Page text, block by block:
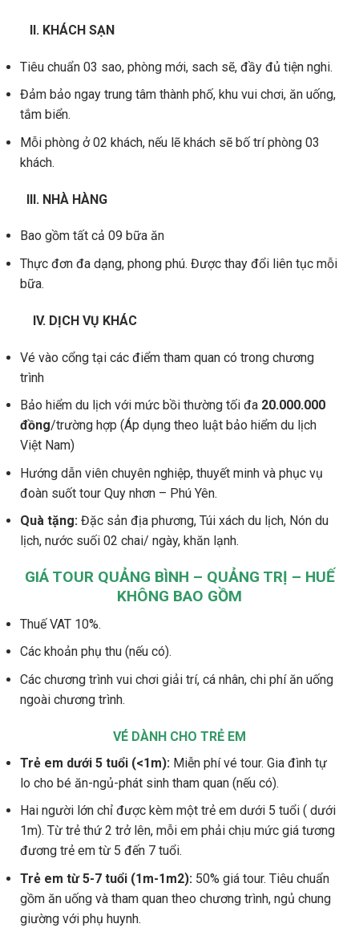
II. KHÁCH SẠN
Tiêu chuẩn 03 sao, phòng mới, sach sẽ, đầy đủ tiện nghi.
Đảm bảo ngay trung tâm thành phố, khu vui chơi, ăn uống,
tắm biển.
Mỗi phòng ở 02 khách, nếu lẽ khách sẽ bố trí phòng 03
khách.
III. NHÀ HÀNG
Bao gồm tất cả 09 bữa ăn
Thực đơn đa dạng, phong phú. Được thay đổi liên tục mỗi
bữa.
IV. DỊCH VỤ KHÁC
Vé vào cổng tại các điểm tham quan có trong chương
trình
Bảo hiểm du lịch với mức bồi thường tối đa 20.000.000
đồng/trường hợp (Áp dụng theo luật bảo hiểm du lịch
Việt Nam)
Hướng dẫn viên chuyên nghiệp, thuyết minh và phục vụ
đoàn suốt tour Quy nhơn – Phú Yên.
Quà tặng: Đặc sản địa phương, Túi xách du lịch, Nón du
lịch, nước suối 02 chai/ ngày, khăn lạnh.
GIÁ TOUR QUẢNG BÌNH – QUẢNG TRỊ – HUẾ
KHÔNG BAO GỒM
Thuế VAT 10%.
Các khoản phụ thu (nếu có).
Các chương trình vui chơi giải trí, cá nhân, chi phí ăn uống
ngoài chương trình.
VÉ DÀNH CHO TRẺ EM
Trẻ em dưới 5 tuổi (<1m): Miễn phí vé tour. Gia đình tự
lo cho bé ăn-ngủ-phát sinh tham quan (nếu có).
Hai người lớn chỉ được kèm một trẻ em dưới 5 tuổi ( dưới
1m). Từ trẻ thứ 2 trở lên, mỗi em phải chịu mức giá tương
đương trẻ em từ 5 đến 7 tuổi.
Trẻ em từ 5-7 tuổi (1m-1m2): 50% giá tour. Tiêu chuẩn
gồm ăn uống và tham quan theo chương trình, ngủ chung
giường với phụ huynh.